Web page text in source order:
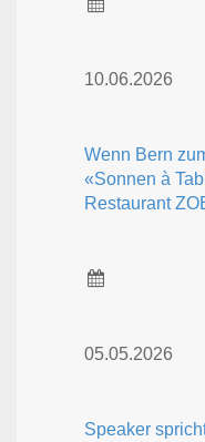
10.06.2026
Wenn Bern
«Sonnen à
Restaurant
05.05.2026
Speaker